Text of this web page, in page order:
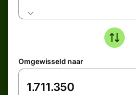
Omgewisseld naar